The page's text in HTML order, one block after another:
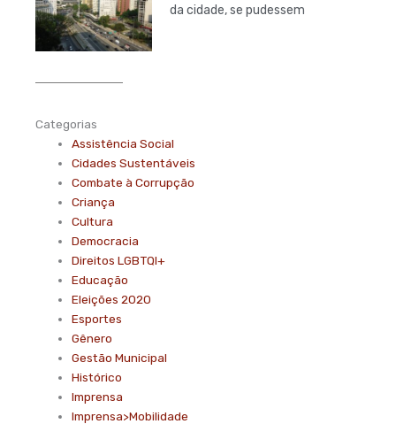
da cidade, se pudessem
Categorias
Assistência Social
Cidades Sustentáveis
Combate à Corrupção
Criança
Cultura
Democracia
Direitos LGBTQI+
Educação
Eleições 2020
Esportes
Gênero
Gestão Municipal
Histórico
Imprensa
Imprensa>Mobilidade